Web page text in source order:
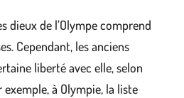
dieux de l’Olympe comprend
Cependant, les anciens
liberté avec elle, selon
à Olympie, la liste